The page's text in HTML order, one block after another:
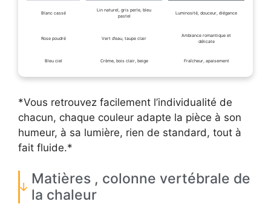
Blanc cassé
Lin naturel, gris perle, bleu
pastel
Luminosité, douceur, élégance
Rose poudré Vert d’eau, taupe clair
Ambiance romantique et
délicate
Bleu ciel Crème, bois clair, beige Fraîcheur, apaisement
*Vous retrouvez facilement l’individualité de
chacun, chaque couleur adapte la pièce à son
humeur, à sa lumière, rien de standard, tout à
fait fluide.*
Matières , colonne vertébrale de
la chaleur